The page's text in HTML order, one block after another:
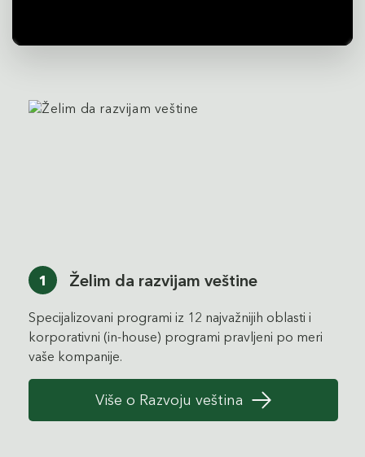
1 Želim da razvijam veštine
Specijalizovani programi iz 12 najvažnijih oblasti i
korporativni (in-house) programi pravljeni po meri
vaše kompanije.
Više o Razvoju veština